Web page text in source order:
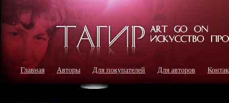
Главная Авторы Для покупателей Для авторов